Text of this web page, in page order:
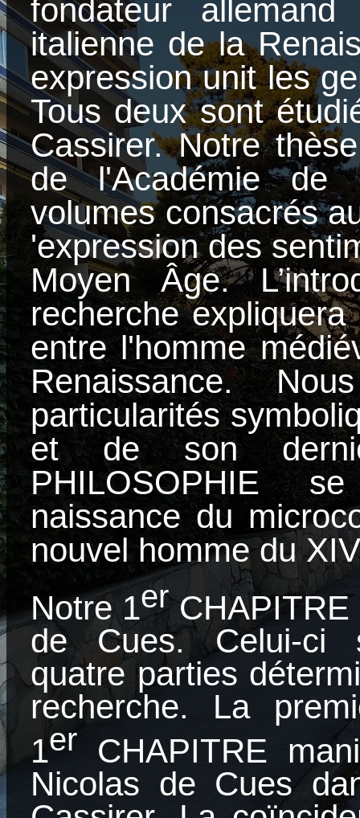
fondateur
italienne de la
expression unit les
Tous deux sont
Cassirer. Notre
de l'Académie de
volumes consacrés
'expression des
Moyen Âge.
recherche
entre l'homme
Renaissance.
particularités
et de son
PHILOSOPHIE
naissance du
nouvel homme du
Notre1erCHAPITRE
de Cues. Celui-ci
quatre parties
recherche. La
1er CHAPITRE
Nicolas de Cues